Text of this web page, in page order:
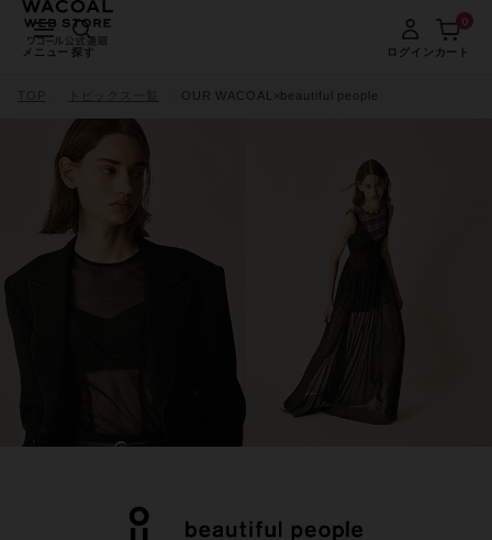
メニュー 探す ログイン カート
0
OUR WACOAL×beautiful people